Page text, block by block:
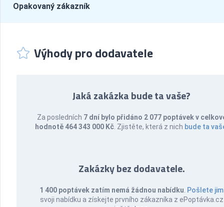
Opakovaný zákazník
Výhody pro dodavatele
Jaká zakázka bude ta vaše?
Za posledních 7 dní bylo přidáno 2 077 poptávek v
hodnotě 464 343 000 Kč . Zjistěte, která z nich bude ta
Zakázky bez dodavatele.
1 400 poptávek zatím nemá žádnou nabídku Pošlete jim
svoji nabídku a získejte prvního zákazníka z ePoptávka.cz